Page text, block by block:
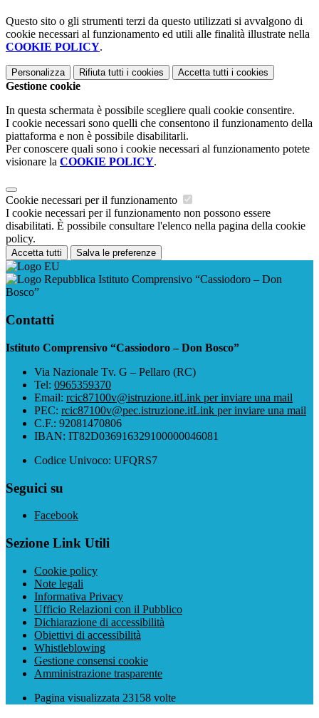
Questo sito o gli strumenti terzi da questo utilizzati si avvalgono di
cookie necessari al funzionamento ed utili alle finalità illustrate nella
COOKIE POLICY.
Personalizza Rifiuta tutti i cookies Accetta tutti i cookies
Gestione cookie
In questa schermata è possibile scegliere quali cookie consentire.
I cookie necessari sono quelli che consentono il funzionamento della
piattaforma e non è possibile disabilitarli.
Per conoscere quali sono i cookie necessari al funzionamento potete
visionare la COOKIE POLICY.
Cookie necessari per il funzionamento
I cookie necessari per il funzionamento non possono essere
disabilitati. È possibile consultare l'elenco nella pagina della cookie
policy.
Accetta tutti Salva le preferenze
Istituto Comprensivo “Cassiodoro – Don
Bosco”
Contatti
Istituto Comprensivo “Cassiodoro – Don Bosco”
Via Nazionale Tv. G – Pellaro (RC)
Tel: 0965359370
Email: rcic87100v@istruzione.itLink per inviare una mail
PEC: rcic87100v@pec.istruzione.itLink per inviare una mail
C.F.: 92081470806
IBAN: IT82D036916329100000046081
Codice Univoco: UFQRS7
Seguici su
Facebook
Sezione Link Utili
Cookie policy
Note legali
Informativa Privacy
Ufficio Relazioni con il Pubblico
Dichiarazione di accessibilità
Obiettivi di accessibilità
Whistleblowing
Gestione consensi cookie
Amministrazione trasparente
Pagina visualizzata 23158 volte